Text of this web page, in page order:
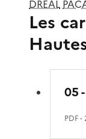
DREAL
Les
05
PDF-